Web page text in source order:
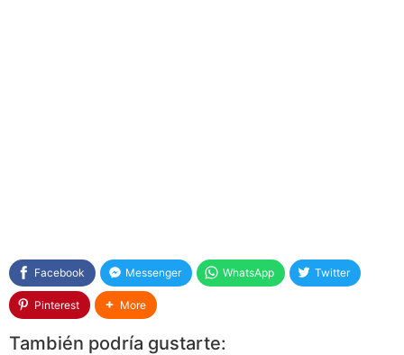
Facebook Messenger WhatsApp Twitter
Pinterest More
También podría gustarte: